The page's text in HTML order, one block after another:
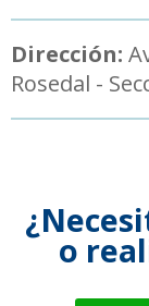
Dirección:
Rosedal -
o